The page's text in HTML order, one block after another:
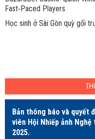
Fast‑Paced Players
Học sinh ở Sài Gòn quỳ gối
Bản thông báo và quyết
viên Hội Nhiếp ảnh
2025.